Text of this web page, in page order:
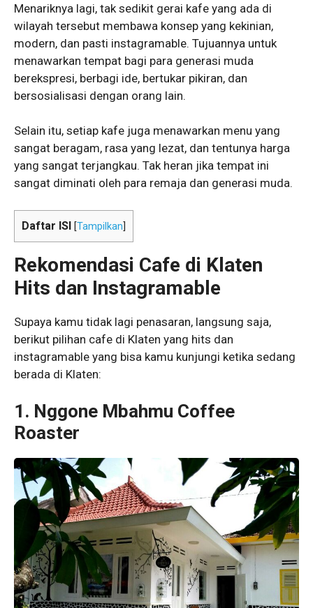
Menariknya lagi, tak sedikit gerai kafe yang ada di
wilayah tersebut membawa konsep yang kekinian,
modern, dan pasti instagramable. Tujuannya untuk
menawarkan tempat bagi para generasi muda
berekspresi, berbagi ide, bertukar pikiran, dan
bersosialisasi dengan orang lain.
Selain itu, setiap kafe juga menawarkan menu yang
sangat beragam, rasa yang lezat, dan tentunya harga
yang sangat terjangkau. Tak heran jika tempat ini
sangat diminati oleh para remaja dan generasi muda.
Daftar ISI [Tampilkan
Rekomendasi Cafe di Klaten
Hits dan Instagramable
Supaya kamu tidak lagi penasaran, langsung saja,
berikut pilihan cafe di Klaten yang hits dan
instagramable yang bisa kamu kunjungi ketika sedang
berada di Klaten:
1. Nggone Mbahmu Coffee
Roaster